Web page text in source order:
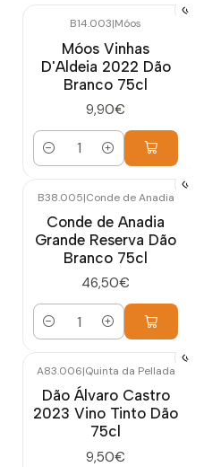
B14.003|Móos
Móos Vinhas
D'Aldeia 2022 Dão
Branco 75cl
9,90€
Cantidad
B38.005|Conde de Anadia
Conde de Anadia
Grande Reserva Dão
Branco 75cl
46,50€
Cantidad
A83.006|Quinta da Pellada
Dão Álvaro Castro
2023 Vino Tinto Dão
75cl
9,50€